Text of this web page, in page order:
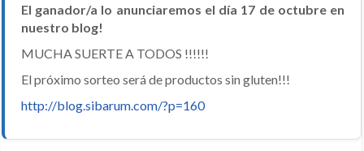
El ganador/a lo anunciaremos el día 17 de octubre en
nuestro blog!
MUCHA SUERTE A TODOS !!!!!!
El próximo sorteo será de productos sin gluten!!!
http://blog.sibarum.com/?p=160